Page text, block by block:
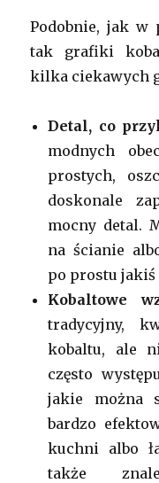
Podobnie, jak w
tak grafiki
kilka ciekawych
Detal, co
modnych
prostych,
doskonale
mocny detal.
na ścianie
po prostu jakiś
Kobaltowe
tradycyjny,
kobaltu, ale
często
jakie można
bardzo
kuchni albo
także